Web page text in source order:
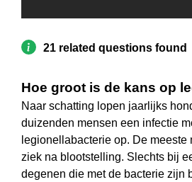
21 related questions found
Hoe groot is de kans op
Naar schatting lopen jaarlijks
duizenden mensen een infectie
legionellabacterie op. De meeste
ziek na blootstelling. Slechts bij
degenen die met de bacterie zijn